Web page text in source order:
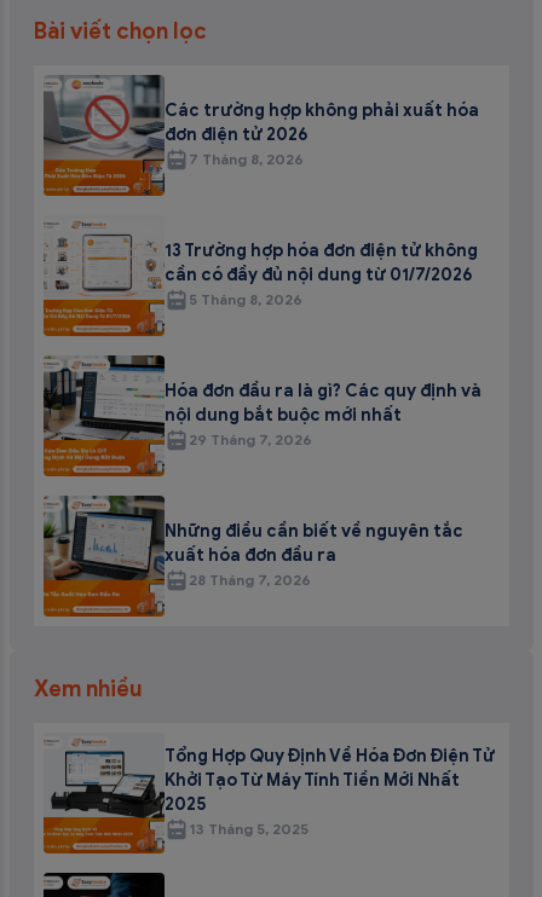
Bài viết chọn lọc
Các trường hợp không phải xuất hóa
đơn điện tử 2026
7 Tháng 8, 2026
13 Trường hợp hóa đơn điện tử không
cần có đầy đủ nội dung từ 01/7/2026
5 Tháng 8, 2026
Hóa đơn đầu ra là gì? Các quy định và
nội dung bắt buộc mới nhất
29 Tháng 7, 2026
Những điều cần biết về nguyên tắc
xuất hóa đơn đầu ra
28 Tháng 7, 2026
Xem nhiều
Tổng Hợp Quy Định Về Hóa Đơn Điện Tử
Khởi Tạo Từ Máy Tính Tiền Mới Nhất
2025
13 Tháng 5, 2025